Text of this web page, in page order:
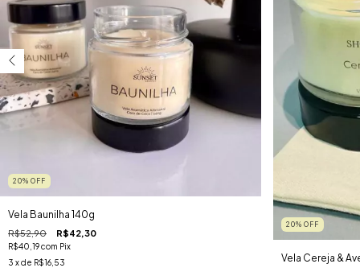
20% OFF
Vela Baunilha 140g
R$52,90 R$42,30
R$40,19com Pix
3 x de R$16,53
20% OFF
Vela Cereja &